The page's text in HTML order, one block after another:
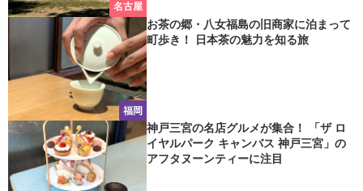
名古屋
福岡
お茶の郷・八女福島の旧商家に泊まって
町歩き！ 日本茶の魅力を知る旅
神戸三宮の名店グルメが集合！ 「ザ ロ
イヤルパーク キャンバス 神戸三宮」の
アフタヌーンティーに注目